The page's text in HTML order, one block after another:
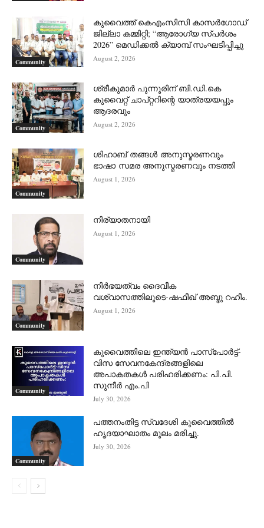
Community
കുവൈത്ത് കെഎംസിസി കാസർഗോഡ്
ജില്ലാ കമ്മിറ്റി; “ആരോഗ്യ സ്പർശം
2026” മെഡിക്കൽ ക്യാമ്പ് സംഘടിപ്പിച്ചു
August 2, 2026
Community
ശ്രീകുമാർ പുന്നൂരിന് ബി.ഡി.കെ
കുവൈറ്റ് ചാപ്റ്ററിന്റെ യാത്രയയപ്പും
ആദരവും
August 2, 2026
Community
ശിഹാബ് തങ്ങൾ അനുസ്മരണവും
ഭാഷാ സമര അനുസ്മരണവും നടത്തി
August 1, 2026
Community
നിര്യാതനായി
August 1, 2026
Community
നിർഭയത്വം ദൈവീക
വശ്വാസത്തിലൂടെ-ഷഫീഖ് അബ്ദു റഹീം.
August 1, 2026
Community
കുവൈത്തിലെ ഇന്ത്യൻ പാസ്‌പോർട്ട്-
വിസ സേവനകേന്ദ്രങ്ങളിലെ
അപാകതകൾ പരിഹരിക്കണം: പി.പി.
സുനീർ എം.പി
July 30, 2026
Community
പത്തനംതിട്ട സ്വദേശി കുവൈത്തിൽ
ഹൃദയാഘാതം മൂലം മരിച്ചു.
July 30, 2026